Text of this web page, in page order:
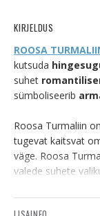
KIRJELDUS
ROOSA
kutsuda
suhet
sümboliseerib
Roosa Turmaliin
tugevat kaitsvat
väge. Roosa
valede suhete
aitab ära hoida